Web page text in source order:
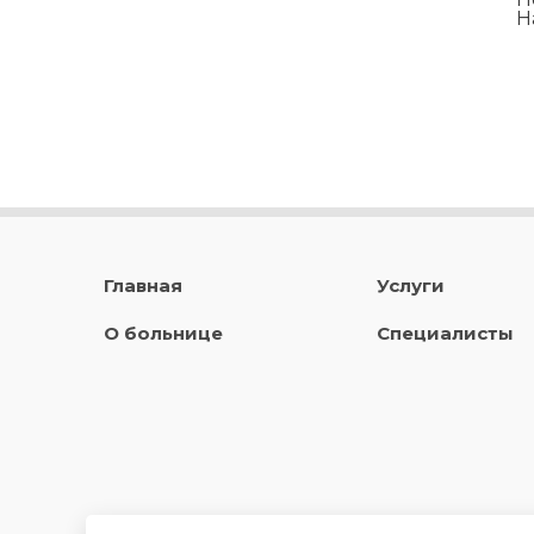
Главная
О больнице
Услуги
Специалисты